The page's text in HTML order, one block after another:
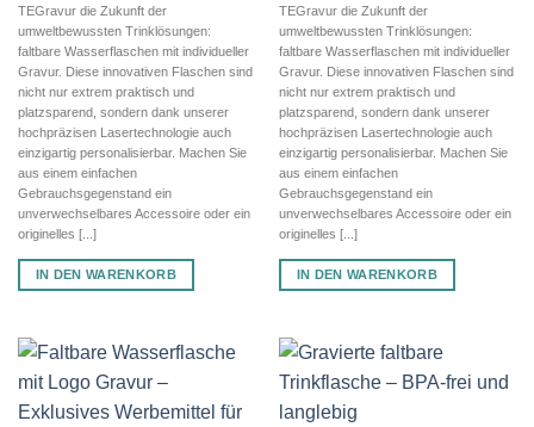
TEGravur die Zukunft der
umweltbewussten Trinklösungen:
faltbare Wasserflaschen mit individueller
Gravur. Diese innovativen Flaschen sind
nicht nur extrem praktisch und
platzsparend, sondern dank unserer
hochpräzisen Lasertechnologie auch
einzigartig personalisierbar. Machen Sie
aus einem einfachen
Gebrauchsgegenstand ein
unverwechselbares Accessoire oder ein
originelles [...]
IN DEN WARENKORB
TEGravur die Zukunft der
umweltbewussten Trinklösungen:
faltbare Wasserflaschen mit individueller
Gravur. Diese innovativen Flaschen sind
nicht nur extrem praktisch und
platzsparend, sondern dank unserer
hochpräzisen Lasertechnologie auch
einzigartig personalisierbar. Machen Sie
aus einem einfachen
Gebrauchsgegenstand ein
unverwechselbares Accessoire oder ein
originelles [...]
IN DEN WARENKORB